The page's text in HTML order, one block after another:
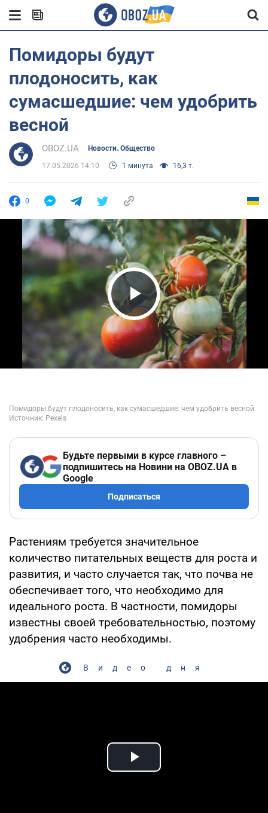
Помидоры будут
плодоносить, как
сумасшедшие: чем удобрить
весной
OBOZ.UA Новости. Общество
17.05.2026 14:10 1 минута 16,3 т.
0
Play Video
Будьте первыми в курсе главного –
подпишитесь на Новини на OBOZ.UA в
Google
Подписаться
Растениям требуется значительное
количество питательных веществ для роста и
развития, и часто случается так, что почва не
обеспечивает того, что необходимо для
идеального роста. В частности, помидоры
известны своей требовательностью, поэтому
удобрения часто необходимы.
Видео дня
Play Video